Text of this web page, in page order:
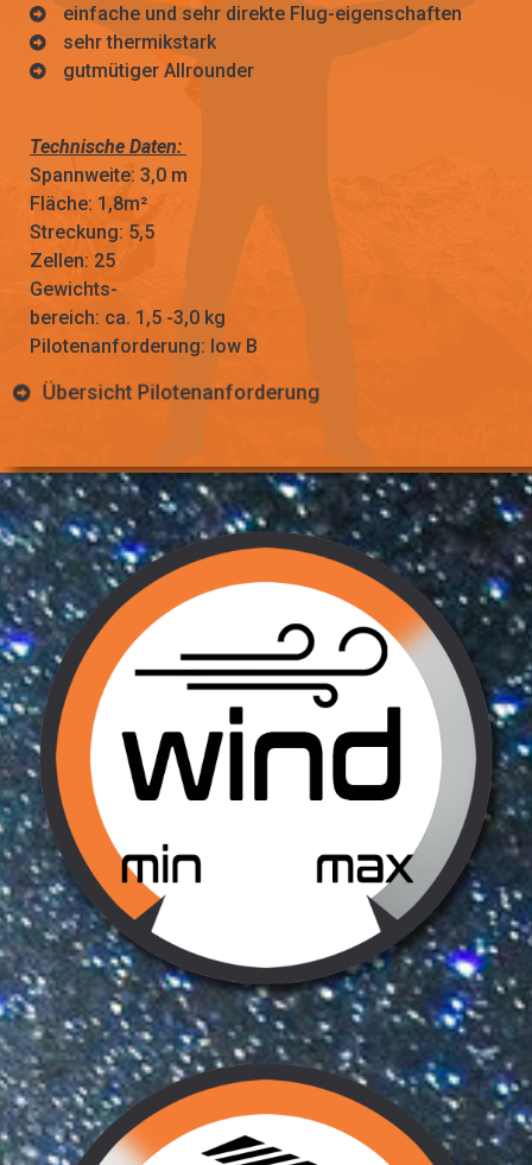
einfache und sehr direkte Flug-eigenschaften
sehr thermikstark
gutmütiger Allrounder
Technische Daten:
Spannweite: 3,0 m
Fläche: 1,8m²
Streckung: 5,5
Zellen: 25
Gewichts-
bereich: ca. 1,5 -3,0 kg
Pilotenanforderung: low B
Übersicht Pilotenanforderung